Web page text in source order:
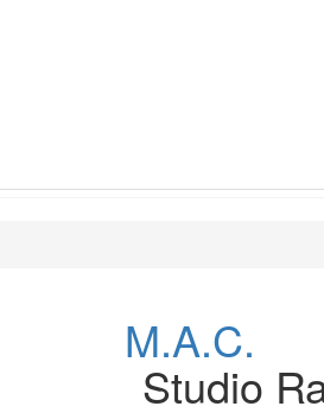
M.A.C.
Studio